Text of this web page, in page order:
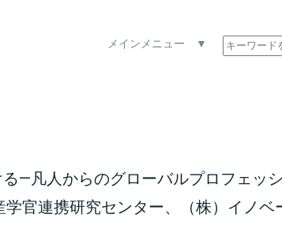
メインメニュー ▼
―凡人からのグローバルプロフェッ
官連携研究センター、（株）イノベ